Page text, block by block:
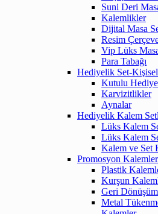
Suni Deri
Kalemlikler
Dijital Masa
Resim
Vip Lüks
Para Tabağı
Hediyelik Set-
Kutulu
Karvizitlikler
Aynalar
Hediyelik Kalem
Lüks Kalem
Lüks Kalem
Kalem ve Set
Promosyon Kalemler
Plastik
Kurşun
Geri
Metal